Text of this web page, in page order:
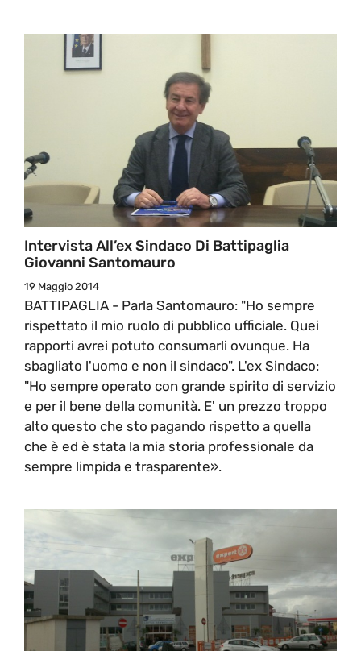
Intervista All’ex Sindaco Di Battipaglia
Giovanni Santomauro
19 Maggio 2014
BATTIPAGLIA - Parla Santomauro: "Ho sempre
rispettato il mio ruolo di pubblico ufficiale. Quei
rapporti avrei potuto consumarli ovunque. Ha
sbagliato l'uomo e non il sindaco". L'ex Sindaco:
"Ho sempre operato con grande spirito di servizio
e per il bene della comunità. E' un prezzo troppo
alto questo che sto pagando rispetto a quella
che è ed è stata la mia storia professionale da
sempre limpida e trasparente».